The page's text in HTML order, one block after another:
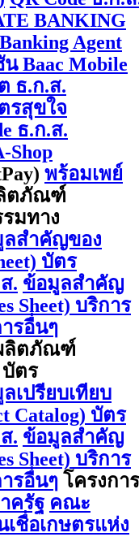
BANKING
Banking Agent
Baac Mobile
ธ.ก.ส.
รสุขใจ
ธ.ก.ส.
Shop
พร้อมเพย์
ตภัณฑ์
รมทาง
สำคัญของ
บัตร
. ข้อมูลสำคัญ
Sheet) บริการ
รอื่นๆ
ลิตภัณฑ์
บัตร
เปรียบเทียบ
Catalog) บัตร
. ข้อมูลสำคัญ
Sheet) บริการ
รอื่นๆ โครงการ
ครัฐ คณะ
ชื่อเกษตรแห่ง